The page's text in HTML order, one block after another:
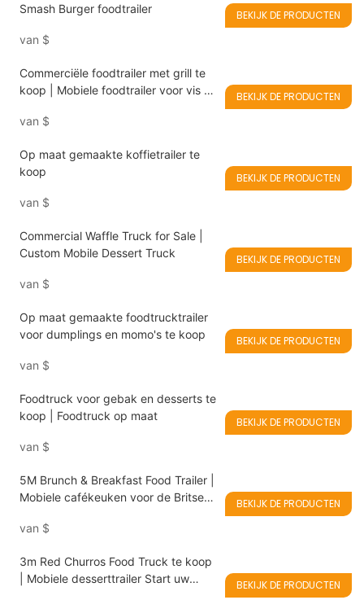
Smash Burger foodtrailer
van $
BEKIJK DE PRODUCTEN
Commerciële foodtrailer met grill te
koop | Mobiele foodtrailer voor vis en
van $
BEKIJK DE PRODUCTEN
Op maat gemaakte koffietrailer te
koop
van $
BEKIJK DE PRODUCTEN
Commercial Waffle Truck for Sale |
Custom Mobile Dessert Truck
van $
BEKIJK DE PRODUCTEN
Op maat gemaakte foodtrucktrailer
voor dumplings en momo's te koop
van $
BEKIJK DE PRODUCTEN
Foodtruck voor gebak en desserts te
koop | Foodtruck op maat
van $
BEKIJK DE PRODUCTEN
5M Brunch & Breakfast Food Trailer |
Mobiele cafékeuken voor de Britse
van $
BEKIJK DE PRODUCTEN
3m Red Churros Food Truck te koop
| Mobiele desserttrailer Start uw
BEKIJK DE PRODUCTEN